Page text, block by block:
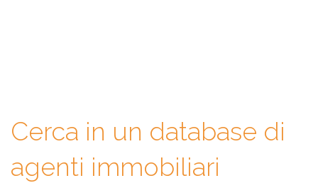
Cerca in un database di
agenti immobiliari